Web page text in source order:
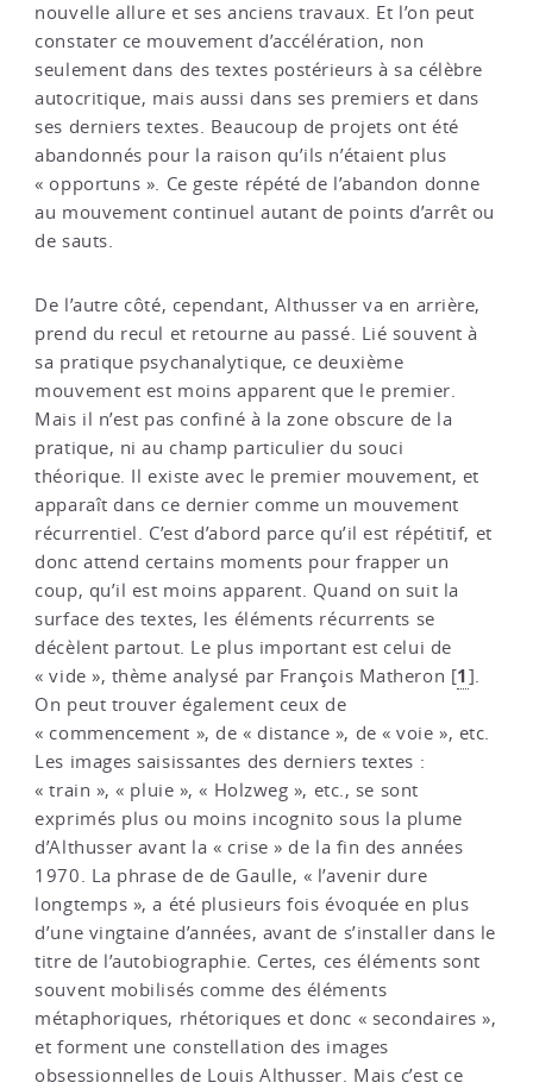
nouvelle allure et ses anciens travaux. Et l’on peut
constater ce mouvement d’accélération, non
seulement dans des textes postérieurs à sa célèbre
autocritique, mais aussi dans ses premiers et dans
ses derniers textes. Beaucoup de projets ont été
abandonnés pour la raison qu’ils n’étaient plus
« opportuns ». Ce geste répété de l’abandon donne
au mouvement continuel autant de points d’arrêt ou
de sauts.
De l’autre côté, cependant, Althusser va en arrière,
prend du recul et retourne au passé. Lié souvent à
sa pratique psychanalytique, ce deuxième
mouvement est moins apparent que le premier.
Mais il n’est pas confiné à la zone obscure de la
pratique, ni au champ particulier du souci
théorique. Il existe avec le premier mouvement, et
apparaît dans ce dernier comme un mouvement
récurrentiel. C’est d’abord parce qu’il est répétitif, et
donc attend certains moments pour frapper un
coup, qu’il est moins apparent. Quand on suit la
surface des textes, les éléments récurrents se
décèlent partout. Le plus important est celui de
« vide », thème analysé par François Matheron [1]
On peut trouver également ceux de
« commencement », de « distance », de « voie », etc.
Les images saisissantes des derniers textes :
« train », « pluie », « Holzweg », etc., se sont
exprimés plus ou moins incognito sous la plume
d’Althusser avant la « crise » de la fin des années
1970. La phrase de de Gaulle, « l’avenir dure
longtemps », a été plusieurs fois évoquée en plus
d’une vingtaine d’années, avant de s’installer dans le
titre de l’autobiographie. Certes, ces éléments sont
souvent mobilisés comme des éléments
métaphoriques, rhétoriques et donc « secondaires »,
et forment une constellation des images
obsessionnelles de Louis Althusser. Mais c’est ce